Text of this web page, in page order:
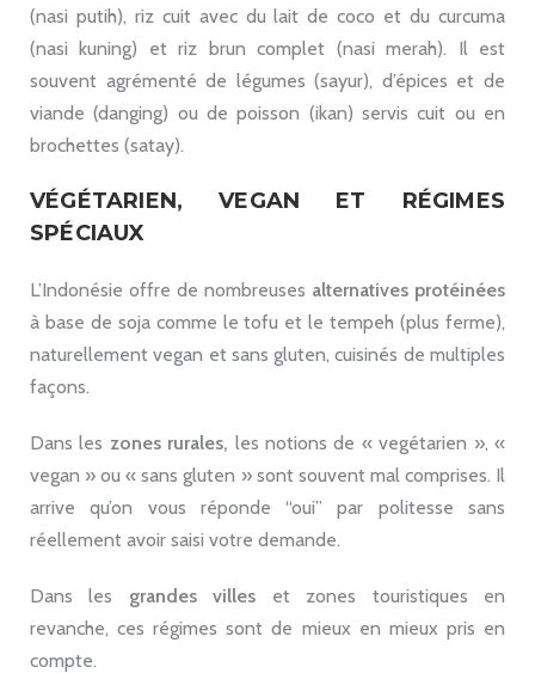
(nasi putih), riz cuit avec du lait de coco et du curcuma
(nasi kuning) et riz brun complet (nasi merah). Il est
souvent agrémenté de légumes (sayur), d’épices et de
viande (danging) ou de poisson (ikan) servis cuit ou en
brochettes (satay).
VÉGÉTARIEN, VEGAN ET RÉGIMES
SPÉCIAUX
L’Indonésie offre de nombreuses alternatives protéinées
à base de soja comme le tofu et le tempeh (plus ferme),
naturellement vegan et sans gluten, cuisinés de multiples
façons.
Dans les zones rurales, les notions de « vegétarien », «
vegan » ou « sans gluten » sont souvent mal comprises. Il
arrive qu’on vous réponde “oui” par politesse sans
réellement avoir saisi votre demande.
Dans les grandes villes et zones touristiques en
revanche, ces régimes sont de mieux en mieux pris en
compte.